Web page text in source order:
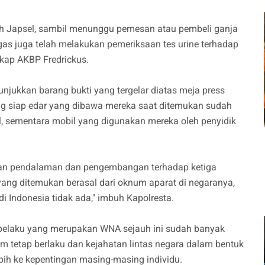
Japsel, sambil menunggu pemesan atau pembeli ganja
juga telah melakukan pemeriksaan tes urine terhadap
AKBP Fredrickus.
barang bukti yang tergelar diatas meja press
siap edar yang dibawa mereka saat ditemukan sudah
mobil yang digunakan mereka oleh penyidik
pendalaman dan pengembangan terhadap ketiga
ditemukan berasal dari oknum aparat di negaranya,
Indonesia tidak ada," imbuh Kapolresta.
yang merupakan WNA sejauh ini sudah banyak
tetap berlaku dan kejahatan lintas negara dalam bentuk
ke kepentingan masing-masing individu.